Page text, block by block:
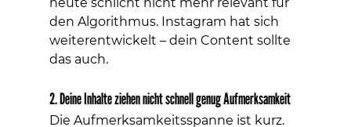
heute schlicht nicht mehr relevant für
den Algorithmus. Instagram hat sich
weiterentwickelt – dein Content sollte
das auch.
2. Deine Inhalte ziehen nicht schnell genug Aufmerksamkeit
Die Aufmerksamkeitsspanne ist kurz.